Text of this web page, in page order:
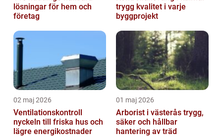
lösningar för hem och
företag
trygg kvalitet i varje
byggprojekt
02 maj 2026
Ventilationskontroll
nyckeln till friska hus och
lägre energikostnader
01 maj 2026
Arborist i västerås trygg,
säker och hållbar
hantering av träd